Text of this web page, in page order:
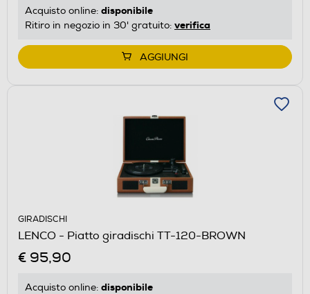
Acquisto online: disponibile
Ritiro in negozio in 30' gratuito: verifica
AGGIUNGI
GIRADISCHI
LENCO - Piatto giradischi TT-120-BROWN
€ 95,90
Acquisto online: disponibile